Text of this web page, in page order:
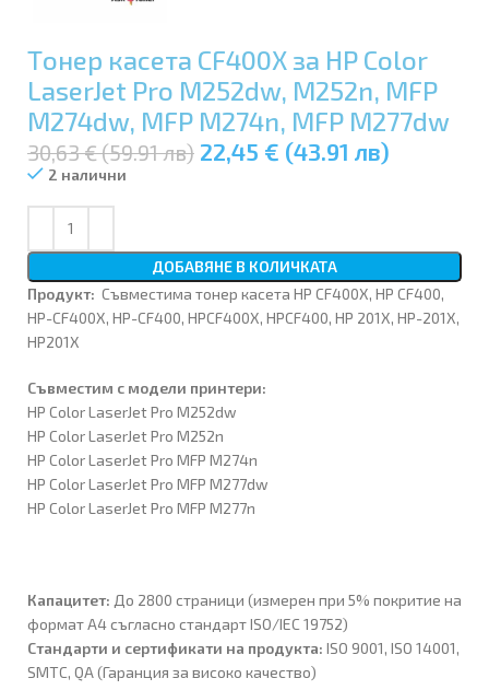
Tонер касета CF400X за HP Color
LaserJet Pro M252dw, M252n, MFP
M274dw, MFP M274n, MFP M277dw
30,63 € (59.91 лв) 22,45 € (43.91 лв)
2 налични
ДОБАВЯНЕ В КОЛИЧКАТА
Продукт: Съвместимa тонер касета HP CF400X, HP CF400,
HP-CF400X, HP-CF400, HPCF400X, HPCF400, HP 201X, HP-201X,
HP201X
Съвместим с модели принтери:
HP Color LaserJet Pro M252dw
HP Color LaserJet Pro M252n
HP Color LaserJet Pro MFP M274n
HP Color LaserJet Pro MFP M277dw
HP Color LaserJet Pro MFP M277n
Капацитет: До 2800 страници (измерен при 5% покритие на
формат A4 съгласно стандарт ISO/IEC 19752)
Стандарти и сертификати на продукта: ISO 9001, ISO 14001,
SMTC, QA (Гаранция за високо качество)